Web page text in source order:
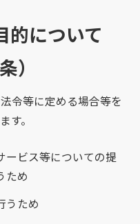
的について
）
令等に定める場合等を
す。
ービス等についての提
ため
うため